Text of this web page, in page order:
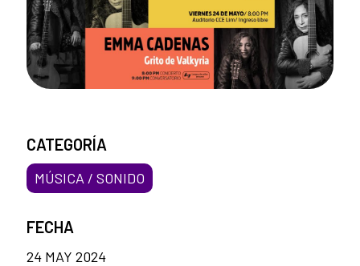
CATEGORÍA
MÚSICA / SONIDO
FECHA
24 MAY 2024